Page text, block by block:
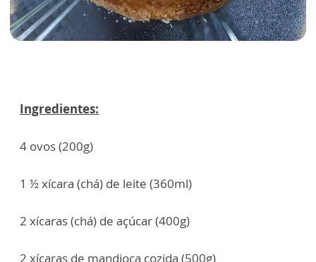
Ingredientes:
4 ovos (200g)
1 ½ xícara (chá) de leite (360ml)
2 xícaras (chá) de açúcar (400g)
2 xícaras de mandioca cozida (500g)